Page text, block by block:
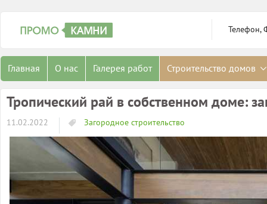
Телефон,
Главная О нас Галерея работ Строительство домов
Тропический рай в собственном доме:
11.02.2022 Загородное строительство